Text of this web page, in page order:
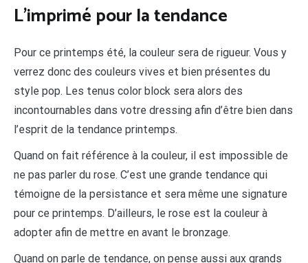
L’imprimé pour la tendance
Pour ce printemps été, la couleur sera de rigueur. Vous y
verrez donc des couleurs vives et bien présentes du
style pop. Les tenus color block sera alors des
incontournables dans votre dressing afin d’être bien dans
l’esprit de la tendance printemps.
Quand on fait référence à la couleur, il est impossible de
ne pas parler du rose. C’est une grande tendance qui
témoigne de la persistance et sera même une signature
pour ce printemps. D’ailleurs, le rose est la couleur à
adopter afin de mettre en avant le bronzage.
Quand on parle de tendance, on pense aussi aux grands